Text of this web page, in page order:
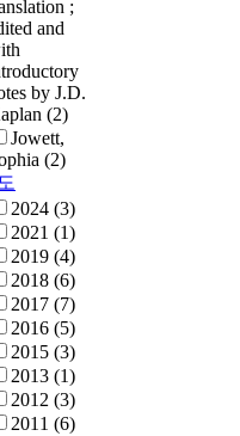
;
and
by J.D.
(2)
Jowett,
(2)
2024 (3)
2021 (1)
2019 (4)
2018 (6)
2017 (7)
2016 (5)
2015 (3)
2013 (1)
2012 (3)
2011 (6)